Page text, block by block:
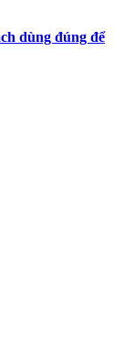
dùng đúng để